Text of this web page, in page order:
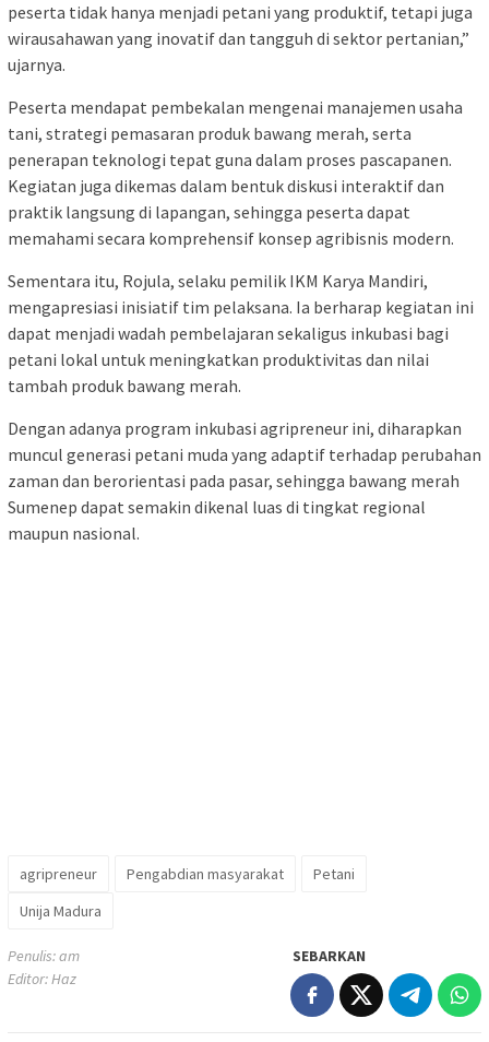
peserta tidak hanya menjadi petani yang produktif, tetapi juga
wirausahawan yang inovatif dan tangguh di sektor pertanian,”
ujarnya.
Peserta mendapat pembekalan mengenai manajemen usaha
tani, strategi pemasaran produk bawang merah, serta
penerapan teknologi tepat guna dalam proses pascapanen.
Kegiatan juga dikemas dalam bentuk diskusi interaktif dan
praktik langsung di lapangan, sehingga peserta dapat
memahami secara komprehensif konsep agribisnis modern.
Sementara itu, Rojula, selaku pemilik IKM Karya Mandiri,
mengapresiasi inisiatif tim pelaksana. Ia berharap kegiatan ini
dapat menjadi wadah pembelajaran sekaligus inkubasi bagi
petani lokal untuk meningkatkan produktivitas dan nilai
tambah produk bawang merah.
Dengan adanya program inkubasi agripreneur ini, diharapkan
muncul generasi petani muda yang adaptif terhadap perubahan
zaman dan berorientasi pada pasar, sehingga bawang merah
Sumenep dapat semakin dikenal luas di tingkat regional
maupun nasional.
agripreneur Pengabdian masyarakat
Petani
Unija Madura
Penulis: am
Editor: Haz
SEBARKAN